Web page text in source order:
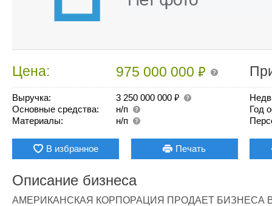
Цена: 975 000 000₽
Выручка: 3 250 000 000₽
Основные средства:
н/п
Материалы:
н/п
Год
В избранное Печать
Описание бизнеса
АМЕРИКАНСКАЯ КОРПОРАЦИЯ ПРОДАЕТ